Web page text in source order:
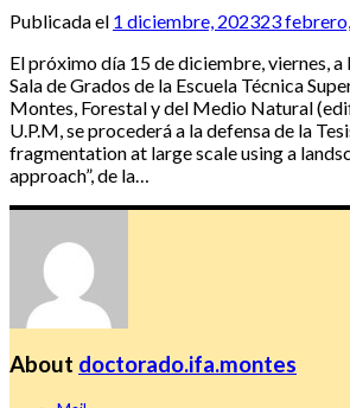
Publicada el 1 diciembre, 202323
El próximo día 15 de diciembre, viernes, a
Sala de Grados de la Escuela Técnica
Montes, Forestal y del Medio Natural
U.P.M, se procederá a la defensa de la
fragmentation at large scale using a
approach”, de la…
About doctorado.ifa.montes